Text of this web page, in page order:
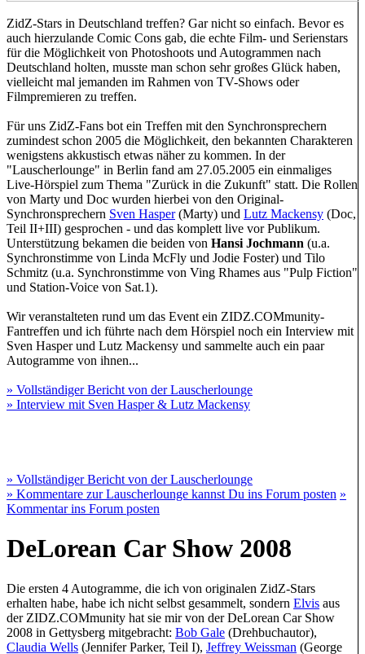
ZidZ-Stars in Deutschland treffen? Gar nicht so einfach. Bevor es
auch hierzulande Comic Cons gab, die echte Film- und Serienstars
für die Möglichkeit von Photoshoots und Autogrammen nach
Deutschland holten, musste man schon sehr großes Glück haben,
vielleicht mal jemanden im Rahmen von TV-Shows oder
Filmpremieren zu treffen.
Für uns ZidZ-Fans bot ein Treffen mit den Synchronsprechern
zumindest schon 2005 die Möglichkeit, den bekannten Charakteren
wenigstens akkustisch etwas näher zu kommen. In der
"Lauscherlounge" in Berlin fand am 27.05.2005 ein einmaliges
Live-Hörspiel zum Thema "Zurück in die Zukunft" statt. Die Rollen
von Marty und Doc wurden hierbei von den Original-
Synchronsprechern Sven Hasper(Marty) und Lutz Mackensy (Doc,
Teil II+III) gesprochen - und das komplett live vor Publikum.
Unterstützung bekamen die beiden von Hansi Jochmann (u.a.
Synchronstimme von Linda McFly und Jodie Foster) und Tilo
Schmitz (u.a. Synchronstimme von Ving Rhames aus "Pulp Fiction"
und Station-Voice von Sat.1).
Wir veranstalteten rund um das Event ein ZIDZ.COMmunity-
Fantreffen und ich führte nach dem Hörspiel noch ein Interview mit
Sven Hasper und Lutz Mackensy und sammelte auch ein paar
Autogramme von ihnen...
» Vollständiger Bericht von der Lauscherlounge
» Interview mit Sven Hasper & Lutz Mackensy
» Vollständiger Bericht von der Lauscherlounge
» Kommentare zur Lauscherlounge kannst Du ins Forum posten »
Kommentar ins Forum posten
DeLorean Car Show 2008
Die ersten 4 Autogramme, die ich von originalen ZidZ-Stars
erhalten habe, habe ich nicht selbst gesammelt, sondern Elvis aus
der ZIDZ.COMmunity hat sie mir von der DeLorean Car Show
2008 in Gettysberg mitgebracht: Bob Gale (Drehbuchautor),
Claudia Wells (Jennifer Parker, Teil I), Jeffrey Weissman (George